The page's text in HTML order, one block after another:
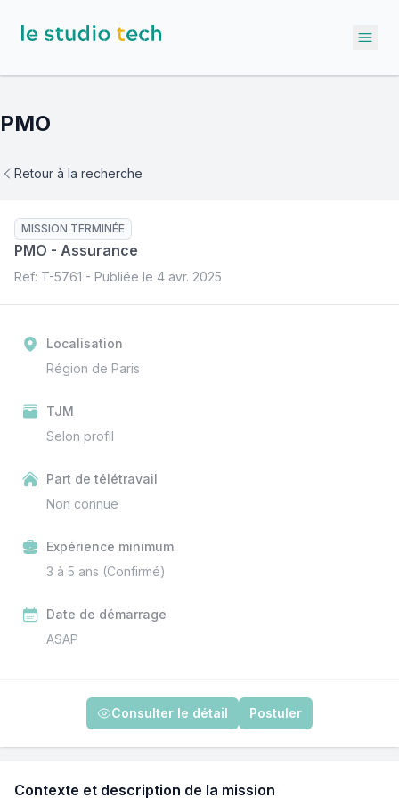
PMO
Retour à la recherche
PMO - Assurance
MISSION TERMINÉE
Ref: T-5761 - Publiée le 4 avr. 2025
Localisation
Région de Paris
TJM
Selon profil
Part de télétravail
Non connue
Expérience minimum
3 à 5 ans (Confirmé)
Date de démarrage
ASAP
Consulter le détail Postuler
Contexte et description de la mission